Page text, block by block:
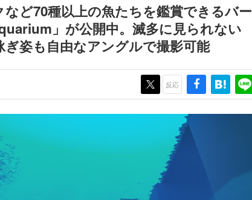
ど70種以上の魚たちを鑑賞できるバー
」が公開中。滅多に見られない
姿も自由なアングルで撮影可能
反応